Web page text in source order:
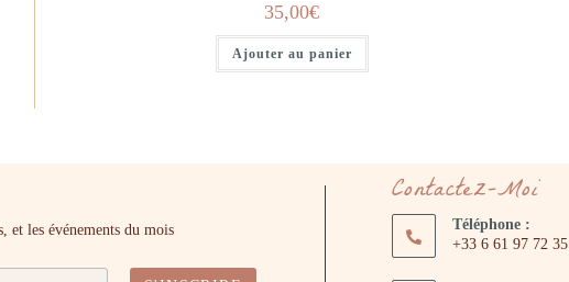
35,00€
Ajouter au panier
et les événements du mois
Contactez-Moi
Téléphone :
+33 6 61 97 72 35